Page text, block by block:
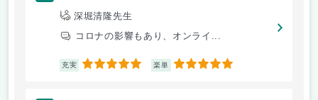
深堀清隆先生
コロナの影響もあり、オンライ...
充実 5 楽単 5